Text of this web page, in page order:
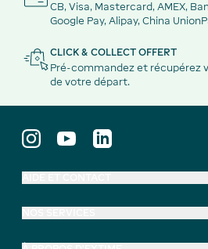
CB, Visa, Mastercard, AMEX,
Google Pay, Alipay, China
CLICK & COLLECT OFFERT
Pré-commandez et récupérez
de votre départ.